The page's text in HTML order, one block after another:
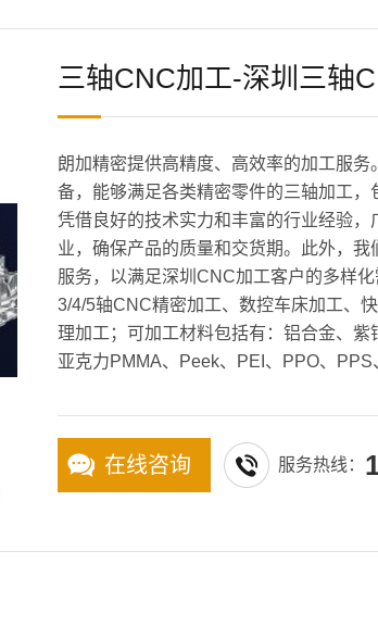
三轴CNC加工-深圳三轴
朗加精密提供高精度、高效率的加工服
备，能够满足各类精密零件的三轴加工，
凭借良好的技术实力和丰富的行业经验，
业，确保产品的质量和交货期。此外，我
服务，以满足深圳CNC加工客户的多样
3/4/5轴CNC精密加工、数控车床加工、
理加工；可加工材料包括有：铝合金、紫
亚克力PMMA、Peek、PEI、PPO、PPS
在线咨询 服务热线：